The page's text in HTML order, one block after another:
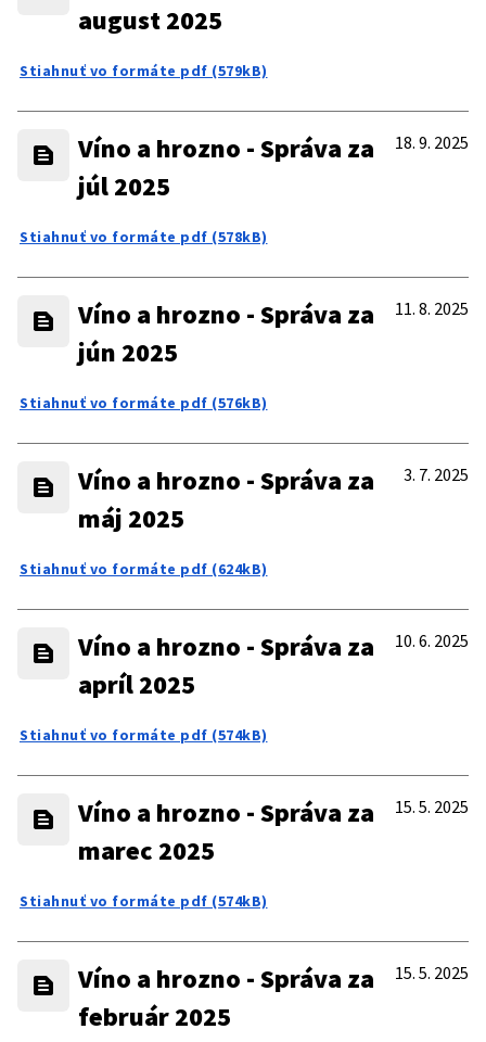
august 2025
Stiahnuť vo formáte pdf (579kB)
Víno a hrozno - Správa za
júl 2025
18. 9. 2025
Stiahnuť vo formáte pdf (578kB)
Víno a hrozno - Správa za
jún 2025
11. 8. 2025
Stiahnuť vo formáte pdf (576kB)
Víno a hrozno - Správa za
máj 2025
3. 7. 2025
Stiahnuť vo formáte pdf (624kB)
Víno a hrozno - Správa za
apríl 2025
10. 6. 2025
Stiahnuť vo formáte pdf (574kB)
Víno a hrozno - Správa za
marec 2025
15. 5. 2025
Stiahnuť vo formáte pdf (574kB)
Víno a hrozno - Správa za
február 2025
15. 5. 2025